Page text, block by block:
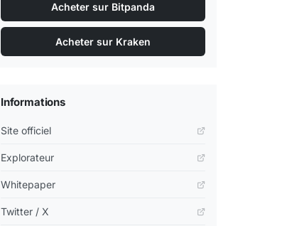
Acheter sur Bitpanda
Acheter sur Kraken
Informations
Site officiel
Explorateur
Whitepaper
Twitter / X